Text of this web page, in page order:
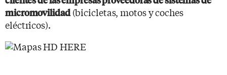
micromovilidad(bicicletas, motos y coches
eléctricos).